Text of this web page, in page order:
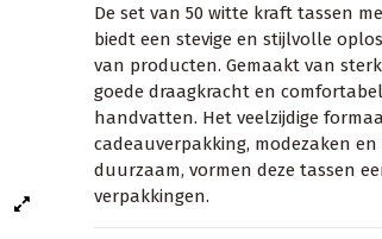
De set van 50 witte kraft tassen
biedt een stevige en stijlvolle
van producten. Gemaakt van
goede draagkracht en
handvatten. Het veelzijdige
cadeauverpakking, modezaken
duurzaam, vormen deze tassen
verpakkingen.